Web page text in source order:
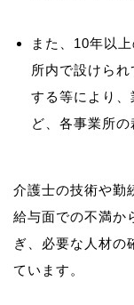
また、10年以
所内で設けら
する等により
ど、各事業所の
介護士の技術や勤
給与面での不満か
ぎ、必要な人材の
ています。